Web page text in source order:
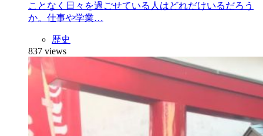
ことなく日々を過ごせている人はどれだけいるだろう
か。仕事や学業…
歴史
837 views